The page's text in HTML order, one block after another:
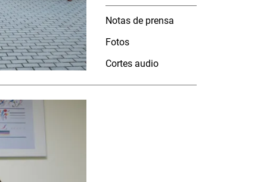
Notas de prensa
Fotos
Cortes audio